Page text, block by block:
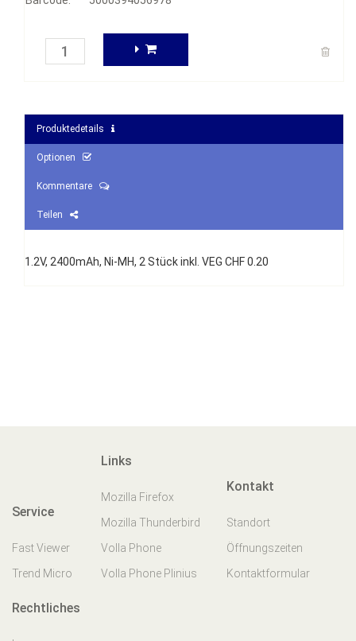
Produktedetails
Optionen
Kommentare
Teilen
1.2V, 2400mAh, Ni-MH, 2 Stück inkl. VEG CHF 0.20
Service
Fast Viewer
Trend Micro
Links
Mozilla Firefox
Mozilla Thunderbird
Volla Phone
Volla Phone Plinius
Kontakt
Standort
Öffnungszeiten
Kontaktformular
Rechtliches